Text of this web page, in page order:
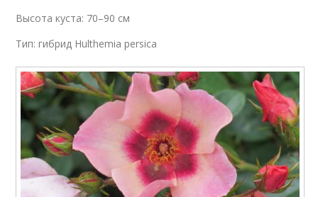
Высота куста: 70–90 см
Тип: гибрид Hulthemia persica